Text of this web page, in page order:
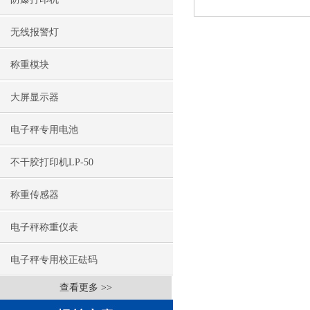
无线报警灯
称重模块
大屏显示器
电子秤专用电池
不干胶打印机LP-50
称重传感器
电子秤称重仪表
电子秤专用校正砝码
查看更多 >>